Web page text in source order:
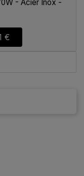
- Acier Inox -
€